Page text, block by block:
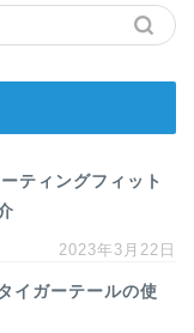
ティングフィット
2023年3月22日
イガーテールの使